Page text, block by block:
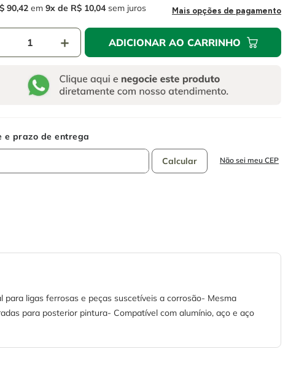
90,42 em 9 R$ 10,04sem juros Mais opções de pagamento
＋ ADICIONAR AO CARRINHO
Não sei meu CEP
ligas ferrosas e peças suscetíveis a corrosão- Mesma
para posterior pintura- Compatível com alumínio, aço e aço